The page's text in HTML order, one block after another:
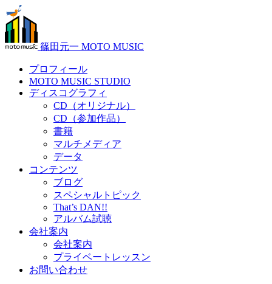
篠田元一 MOTO MUSIC
プロフィール
MOTO MUSIC STUDIO
ディスコグラフィ
CD（オリジナル）
CD（参加作品）
書籍
マルチメディア
データ
コンテンツ
ブログ
スペシャルトピック
That’s DAN!!
アルバム試聴
会社案内
会社案内
プライベートレッスン
お問い合わせ